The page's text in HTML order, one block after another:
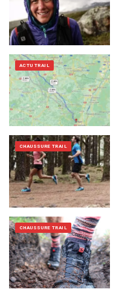
ACTU TRAIL
CHAUSSURE TRAIL
CHAUSSURE TRAIL